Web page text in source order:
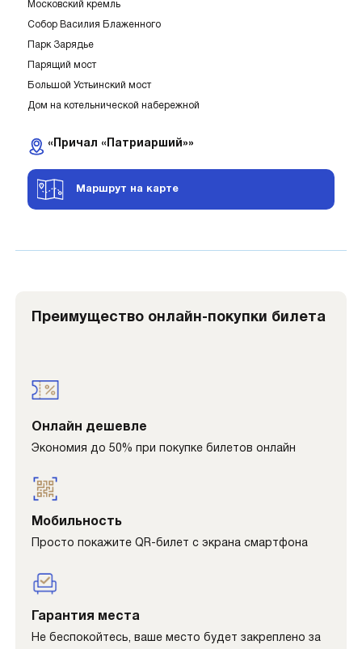
Московский кремль
Собор Василия Блаженного
Парк Зарядье
Парящий мост
Большой Устьинский мост
Дом на котельнической набережной
«Причал «Патриарший»»
Маршрут на карте
Преимущество онлайн-покупки билета
Онлайн дешевле
Экономия до 50% при покупке билетов онлайн
Мобильность
Просто покажите QR-билет с экрана смартфона
Гарантия места
Не беспокойтесь, ваше место будет закреплено за